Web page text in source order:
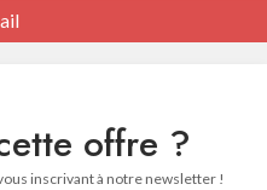
offre ?
inscrivant à notre newsletter !